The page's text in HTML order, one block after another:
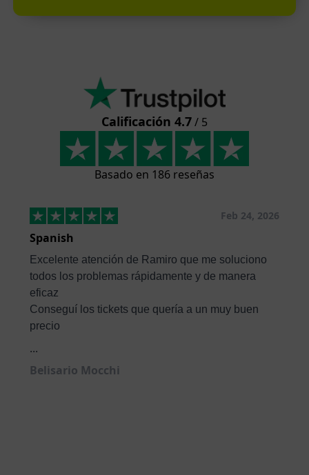
Calificación 4.7/ 5
Basado en 186 reseñas
Feb 24, 2026
Spanish
Excelente atención de Ramiro que me soluciono
todos los problemas rápidamente y de manera
eficaz
Conseguí los tickets que quería a un muy buen
precio
...
Belisario Mocchi